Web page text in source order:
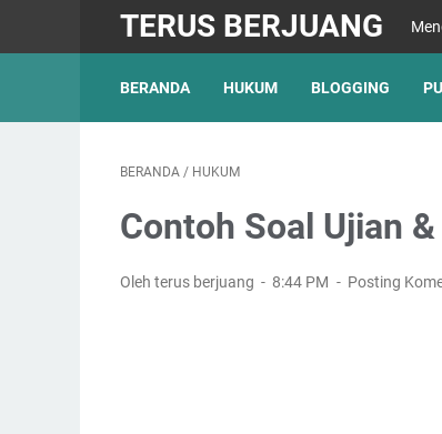
TERUS BERJUANG
BERANDA HUKUM BLOGGING
BERANDA / HUKUM
Contoh Soal Ujian
Oleh terus berjuang 8:44 PM Posting